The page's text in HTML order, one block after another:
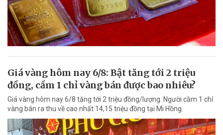
Giá vàng hôm nay 6/8: Bật tăng tới 2 triệu
đồng, cầm 1 chỉ vàng bán được bao nhiêu?
Giá vàng hôm nay 6/8 tăng tới 2 triệu đồng/lượng. Người cầm 1 chỉ
vàng bán ra thu về cao nhất 14,15 triệu đồng tại Mi Hồng.